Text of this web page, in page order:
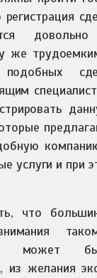
же
услуги и при
что
может
из желания